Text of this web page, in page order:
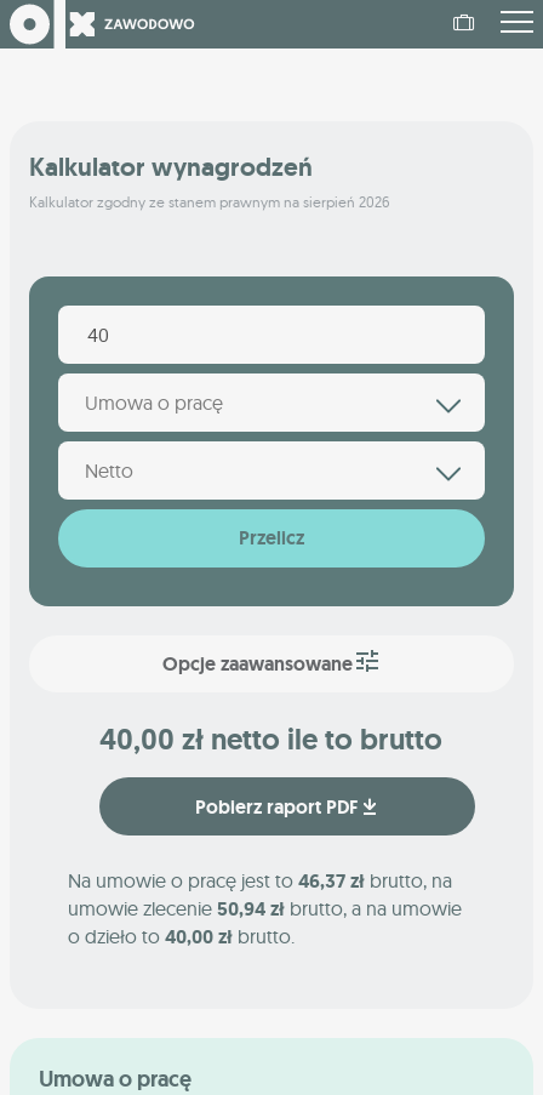
Kalkulator wynagrodzeń
Kalkulator zgodny ze stanem prawnym na sierpień 2026
Umowa o pracę
Netto
Przelicz
Opcje zaawansowane
40,00 zł netto ile to brutto
Pobierz raport PDF
Na umowie o pracę jest to 46,37 zł brutto, na
umowie zlecenie 50,94 zł brutto, a na umowie
o dzieło to 40,00 zł brutto.
Umowa o pracę